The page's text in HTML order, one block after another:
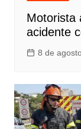
Motorista
acidente
8 de